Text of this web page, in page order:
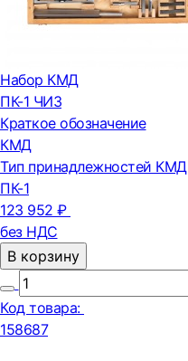
Набор КМД
ПК-1 ЧИЗ
Краткое обозначение
КМД
Тип принадлежностей КМД
ПК-1
123 952 ₽
без НДС
В корзину
Код товара:
158687